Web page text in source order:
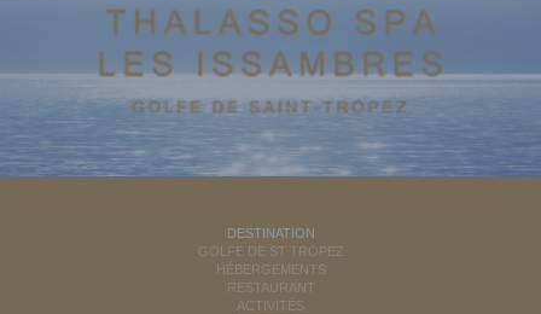
DESTINATION
GOLFE DE ST TROPEZ
HÉBERGEMENTS
RESTAURANT
ACTIVITÉS